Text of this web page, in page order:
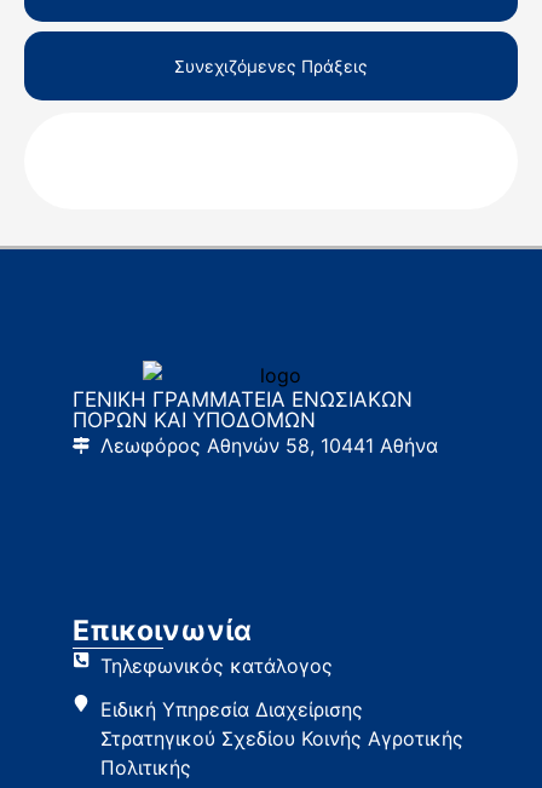
Συνεχιζόμενες Πράξεις
ΓΕΝΙΚΗ ΓΡΑΜΜΑΤΕΙΑ ΕΝΩΣΙΑΚΩΝ
ΠΟΡΩΝ ΚΑΙ ΥΠΟΔΟΜΩΝ
Λεωφόρος Αθηνών 58, 10441 Αθήνα
Επικοινωνία
Τηλεφωνικός κατάλογος
Ειδική Υπηρεσία Διαχείρισης
Στρατηγικού Σχεδίου Κοινής Αγροτικής
Πολιτικής